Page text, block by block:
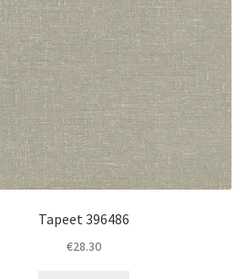
Tapeet 396486
€28.30